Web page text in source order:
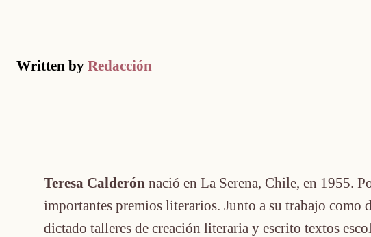
Written by Redacción
Teresa Calderón nació en La Serena, Chile, en 1955.
importantes premios literarios. Junto a su trabajo como
dictado talleres de creación literaria y escrito textos